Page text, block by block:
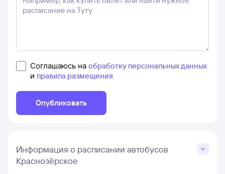
Соглашаюсь на обработку персональных данных
и правила размещения
Опубликовать
Информация о расписании автобусов
Краснозёрское